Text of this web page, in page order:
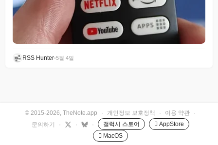
RSS Hunter•5월 4일
© 2015-2026, TheNote.app · 개인정보 보호정책 · 이용 약관
·
문의하기
· · · 갤럭시 스토어
 AppStore
 MacOS